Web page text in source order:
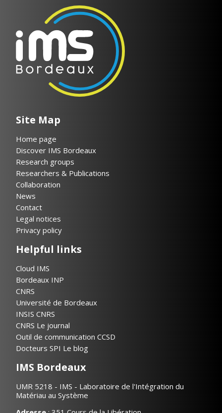
Site Map
Home page
Discover IMS Bordeaux
Research groups
Researchers & Publications
Collaboration
News
Contact
Legal notices
Privacy policy
Helpful links
Cloud IMS
Bordeaux INP
CNRS
Université de Bordeaux
INSIS CNRS
CNRS Le journal
Outil de communication CCSD
Docteurs SPI Le blog
IMS Bordeaux
UMR 5218 - IMS - Laboratoire de l'Intégration du
Matériau au Système